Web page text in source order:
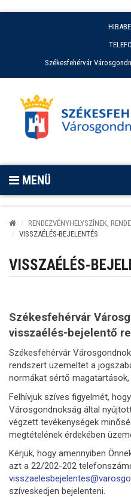
Székesfehérvár
MENÜ
RENDEZVÉNYHELYSZÍNEK,
VISSZAÉLÉS-BEJELENTÉS
VISSZAÉLÉS-
Székesfehérvár
visszaélés-bejelentő
Székesfehérvár
rendszert üzemeltet a
normákat sértő
Felhívjuk szíves figyelmét,
Városgondnokság által
végzett tevékenységek
megtételének érdekében
Kérjük, hogy amennyiben
azt a 22/202-202
szíveskedjen bejelenteni.